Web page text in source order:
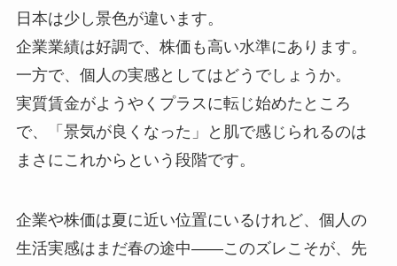
日本は少し景色が違います。
企業業績は好調で、株価も高い水準にあります。
一方で、個人の実感としてはどうでしょうか。
実質賃金がようやくプラスに転じ始めたところ
で、「景気が良くなった」と肌で感じられるのは
まさにこれからという段階です。
企業や株価は夏に近い位置にいるけれど、個人の
生活実感はまだ春の途中——このズレこそが、先